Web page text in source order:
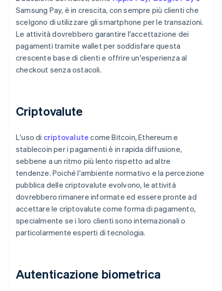
Samsung Pay, è in crescita, con sempre più clienti che
scelgono di utilizzare gli smartphone per le transazioni.
Le attività dovrebbero garantire l'accettazione dei
pagamenti tramite wallet per soddisfare questa
crescente base di clienti e offrire un'esperienza al
checkout senza ostacoli.
Criptovalute
L'uso di criptovalute come Bitcoin, Ethereum e
stablecoin per i pagamenti è in rapida diffusione,
sebbene a un ritmo più lento rispetto ad altre
tendenze. Poiché l'ambiente normativo e la percezione
pubblica delle criptovalute evolvono, le attività
dovrebbero rimanere informate ed essere pronte ad
accettare le criptovalute come forma di pagamento,
specialmente se i loro clienti sono internazionali o
particolarmente esperti di tecnologia.
Autenticazione biometrica